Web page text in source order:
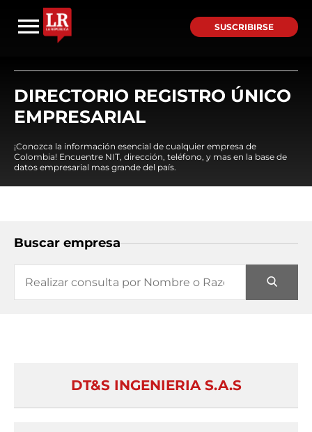
SUSCRIBIRSE
DIRECTORIO REGISTRO ÚNICO
EMPRESARIAL
¡Conozca la información esencial de cualquier empresa de
Colombia! Encuentre NIT, dirección, teléfono, y mas en la base de
datos empresarial mas grande del país.
Buscar empresa
DT&S INGENIERIA S.A.S